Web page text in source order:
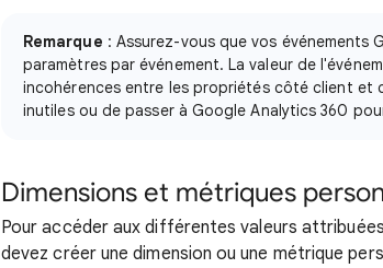
Remarque : Assurez-vous que vos événements
paramètres par événement. La valeur de
incohérences entre les propriétés côté client et
inutiles ou de passer à Google Analytics 360
Dimensions et métriques
Pour accéder aux différentes valeurs
devez créer une dimension ou une métrique